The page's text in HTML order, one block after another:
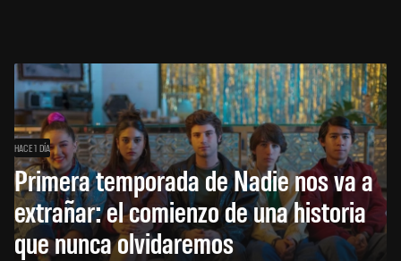
HACE 1 DÍA
Primera temporada de Nadie nos va a
extrañar: el comienzo de una historia
que nunca olvidaremos